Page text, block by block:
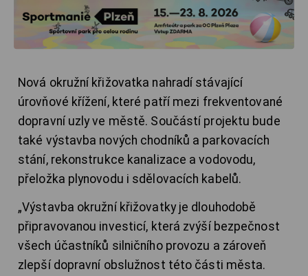
Nová okružní křižovatka nahradí stávající
úrovňové křížení, které patří mezi frekventované
dopravní uzly ve městě. Součástí projektu bude
také výstavba nových chodníků a parkovacích
stání, rekonstrukce kanalizace a vodovodu,
přeložka plynovodu i sdělovacích kabelů.
„Výstavba okružní křižovatky je dlouhodobě
připravovanou investicí, která zvýší bezpečnost
všech účastníků silničního provozu a zároveň
zlepší dopravní obslužnost této části města.